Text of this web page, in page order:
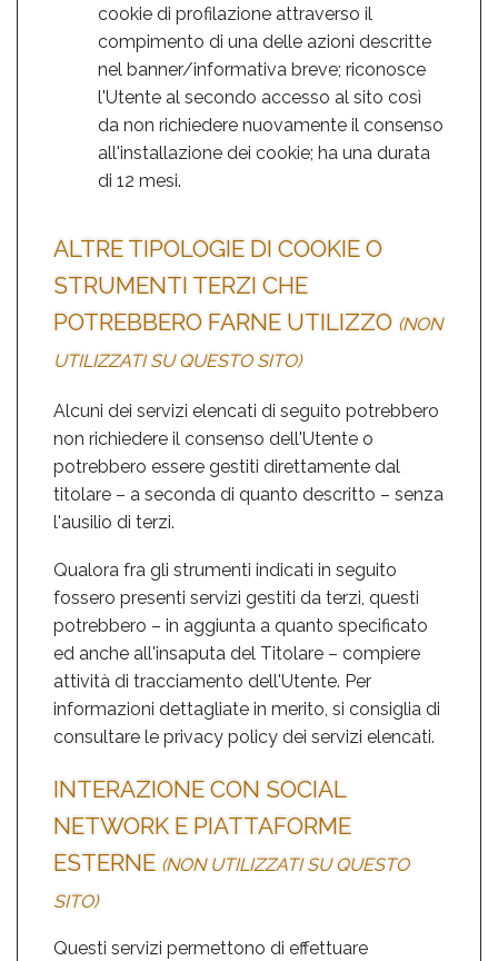
cookie di profilazione attraverso il
compimento di una delle azioni descritte
nel banner/informativa breve; riconosce
l'Utente al secondo accesso al sito così
da non richiedere nuovamente il consenso
all'installazione dei cookie; ha una durata
di 12 mesi.
ALTRE TIPOLOGIE DI COOKIE O
STRUMENTI TERZI CHE
POTREBBERO FARNE UTILIZZO (NON
UTILIZZATI SU QUESTO SITO)
Alcuni dei servizi elencati di seguito potrebbero
non richiedere il consenso dell'Utente o
potrebbero essere gestiti direttamente dal
titolare – a seconda di quanto descritto – senza
l'ausilio di terzi.
Qualora fra gli strumenti indicati in seguito
fossero presenti servizi gestiti da terzi, questi
potrebbero – in aggiunta a quanto specificato
ed anche all'insaputa del Titolare – compiere
attività di tracciamento dell'Utente. Per
informazioni dettagliate in merito, si consiglia di
consultare le privacy policy dei servizi elencati.
INTERAZIONE CON SOCIAL
NETWORK E PIATTAFORME
ESTERNE (NON UTILIZZATI SU QUESTO
SITO)
Questi servizi permettono di effettuare